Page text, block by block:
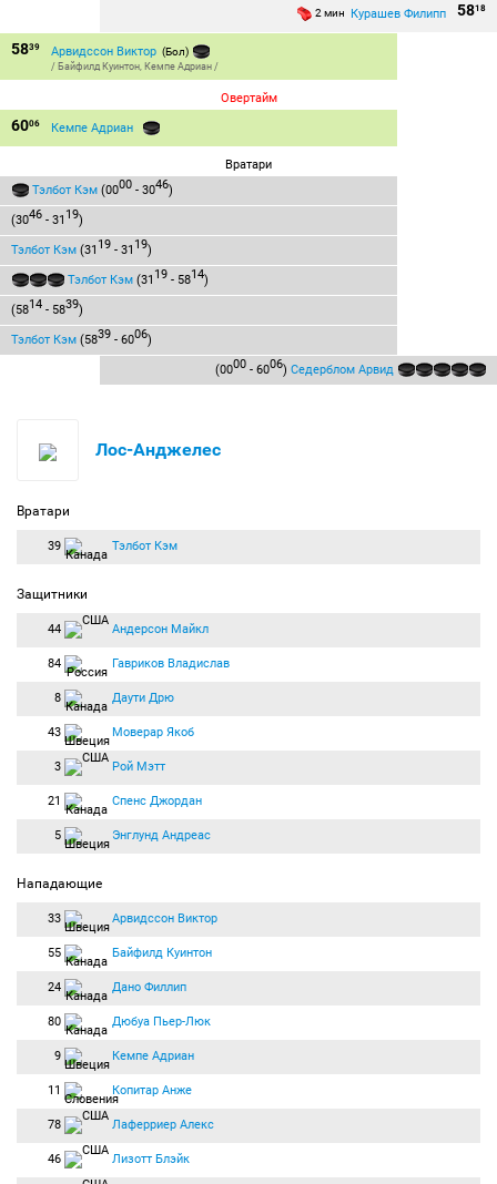
5818
2 мин Курашев Филипп
5839 Арвидссон Виктор (Бол)
/ Байфилд Куинтон, Кемпе Адриан /
Овертайм
6006 Кемпе Адриан
Вратари
Тэлбот Кэм (0000 - 3046)
(3046 - 31 19)
Тэлбот Кэм (31 19 - 31 19)
Тэлбот Кэм (31 19 - 5814)
(5814 - 5839)
Тэлбот Кэм (5839 - 6006)
(0000 - 6006) Седерблом Арвид
Лос-Анджелес
Вратари
39 Тэлбот Кэм
Защитники
44 Андерсон Майкл
84 Гавриков Владислав
8 Даути Дрю
43 Моверар Якоб
3 Рой Мэтт
21 Спенс Джордан
5 Энглунд Андреас
Нападающие
33 Арвидссон Виктор
55 Байфилд Куинтон
24 Дано Филлип
80 Дюбуа Пьер-Люк
9 Кемпе Адриан
11 Копитар Анже
78 Лаферриер Алекс
46 Лизотт Блэйк